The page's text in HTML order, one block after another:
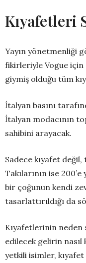
Kıyafetleri
Yayın yönetmenliği
fikirleriyle Vogue için
giymiş olduğu tüm
İtalyan basını
İtalyan modacının
sahibini arayacak.
Sadece kıyafet değil,
Takılarının ise
bir çoğunun kendi
tasarlattırıldığı da
Kıyafetlerinin neden
edilecek gelirin nasıl
yetkili isimler,